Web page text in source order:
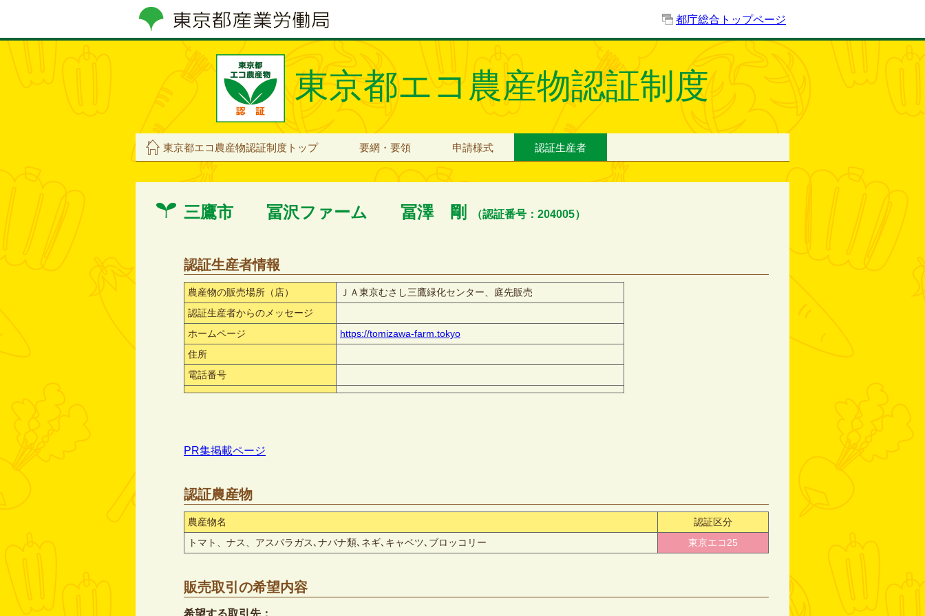
都庁総合トップページ
東京都エコ農産物認証制度
東京都エコ農産物認証制度トップ 要網・要領 申請様式 認証生産者
三鷹市 冨沢ファーム 冨澤 剛 （認証番号：204005）
認証生産者情報
農産物の販売場所（店）
ＪＡ東京むさし三鷹緑化センター、庭先販売
認証生産者からのメッセージ
ホームページ
https://tomizawa-farm.tokyo
住所
電話番号
PR集掲載ページ
認証農産物
農産物名
認証区分
トマト、ナス、アスパラガス､ナバナ類､ネギ､キャベツ､ブロッコリー
東京エコ25
販売取引の希望内容
希望する取引先：